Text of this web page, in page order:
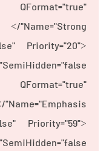
QFormat="true"
Name="Strong"/>
Priority="20"
SemiHidden="false"
QFormat="true"
Name="Emphasis"/>
Priority="59"
SemiHidden="false"